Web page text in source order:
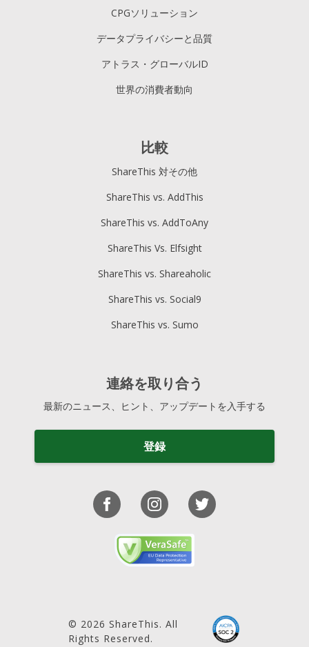
CPGソリューション
データプライバシーと品質
アトラス・グローバルID
世界の消費者動向
比較
ShareThis 対その他
ShareThis vs. AddThis
ShareThis vs. AddToAny
ShareThis Vs. Elfsight
ShareThis vs. Shareaholic
ShareThis vs. Social9
ShareThis vs. Sumo
連絡を取り合う
最新のニュース、ヒント、アップデートを入手する
登録
© 2026 ShareThis. All
Rights Reserved.